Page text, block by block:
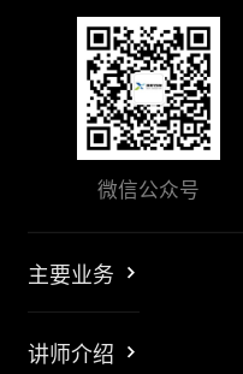
微信公众号
主要业务
讲师介绍